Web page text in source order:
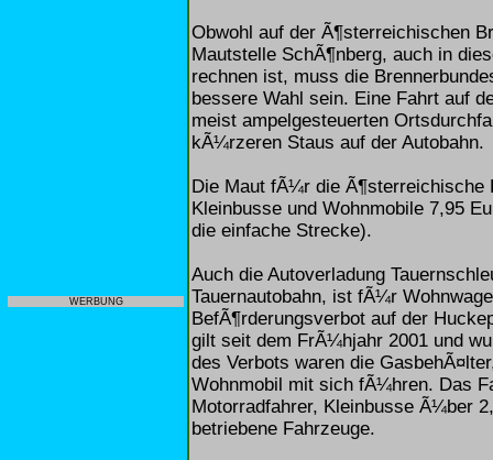
WERBUNG
Obwohl auf der Ã¶sterreichischen
Mautstelle SchÃ¶nberg, auch in
rechnen ist, muss die
bessere Wahl sein. Eine Fahrt auf
meist ampelgesteuerten
kÃ¼rzeren Staus auf der Autobahn.
Die Maut fÃ¼r die Ã¶sterreichische
Kleinbusse und Wohnmobile 7,95
die einfache Strecke).
Auch die Autoverladung
Tauernautobahn, ist fÃ¼r
BefÃ¶rderungsverbot auf der
gilt seit dem FrÃ¼hjahr 2001 und
des Verbots waren die
Wohnmobil mit sich fÃ¼hren. Das
Motorradfahrer, Kleinbusse Ã¼ber
betriebene Fahrzeuge.